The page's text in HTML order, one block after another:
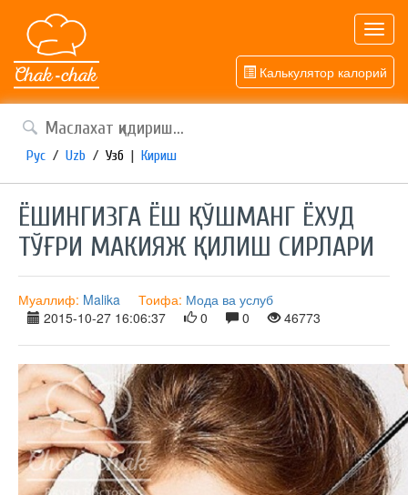
Калькулятор калорий
Рус / Uzb / Узб | Кириш
ЁШИНГИЗГА ЁШ ҚЎШМАНГ ЁХУД
ТЎҒРИ МАКИЯЖ ҚИЛИШ СИРЛАРИ
Муаллиф: Malika Тоифа: Мода ва услуб
2015-10-27 16:06:37
0 0 46773